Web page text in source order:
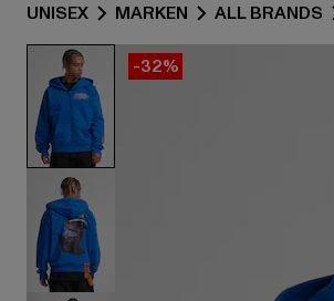
UNISEX MARKEN ALL BRANDS
-32%